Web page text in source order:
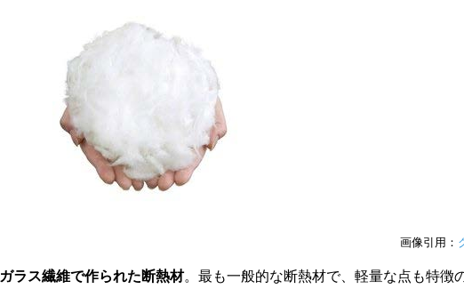
画像引用：
ガラス繊維で作られた断熱材。最も一般的な断熱材で、軽量な点も特徴